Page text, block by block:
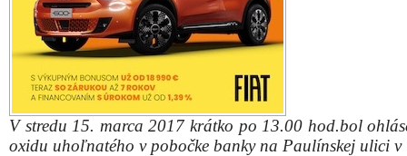
V stredu 15. marca 2017 krátko po 13.00 hod.bol
oxidu uhoľnatého v pobočke banky na Paulínskej ulici v